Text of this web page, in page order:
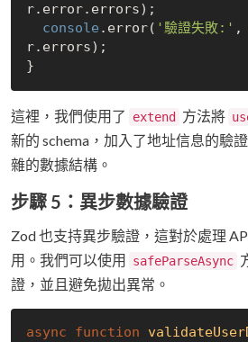
r.error.errors);
console .error( '驗證失敗:' ,
r.errors);
這裡，我們使用了 extend 方法將
新的 schema，加入了地址信息的驗
雜的數據結構。
步驟 5：異步數據驗證
Zod 也支持異步驗證，這對於處理
用。我們可以使用 safeParseAsync
證，並且避免拋出異常。
async function